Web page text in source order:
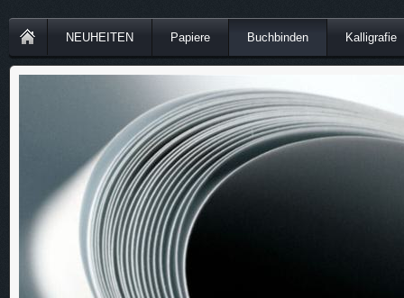
NEUHEITEN Papiere Buchbinden Kalligrafie